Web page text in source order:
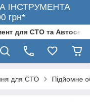
ІНСТРУМЕНТА
грн*
для СТО та
для СТО Підйомне